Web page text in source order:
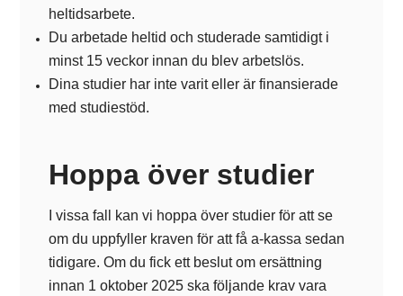
heltidsarbete.
Du arbetade heltid och studerade samtidigt i
minst 15 veckor innan du blev arbetslös.
Dina studier har inte varit eller är finansierade
med studiestöd.
Hoppa över studier
I vissa fall kan vi hoppa över studier för att se
om du uppfyller kraven för att få a-kassa sedan
tidigare. Om du fick ett beslut om ersättning
innan 1 oktober 2025 ska följande krav vara